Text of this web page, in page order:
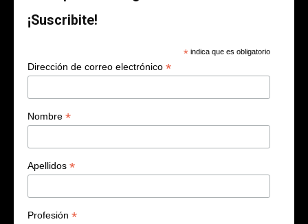
¡Suscribite!
* indica que es obligatorio
Dirección de correo electrónico *
Nombre *
Apellidos *
Profesión *